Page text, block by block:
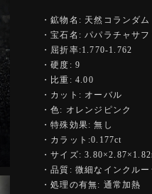
・鉱物名: 天然コランダム
・宝石名: パパラチャサフ
・屈折率:1.770-1.762
・硬度: 9
・比重: 4.00
・カット: オーバル
・色: オレンジピンク
・特殊効果: 無し
・カラット:0.177ct
・サイズ:
・品質: 微細なインクルー
・処理の有無: 通常加熱